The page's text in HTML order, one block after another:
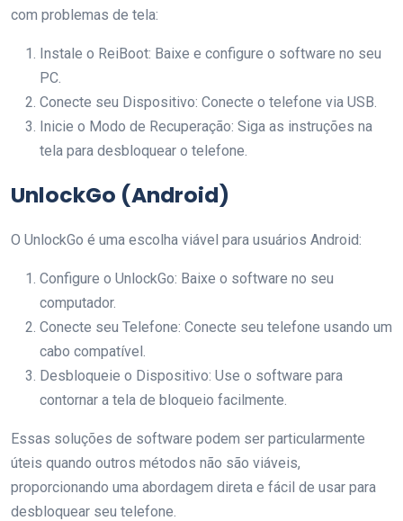
com problemas de tela:
Instale o ReiBoot: Baixe e configure o software no seu
PC.
Conecte seu Dispositivo: Conecte o telefone via USB.
Inicie o Modo de Recuperação: Siga as instruções na
tela para desbloquear o telefone.
UnlockGo (Android)
O UnlockGo é uma escolha viável para usuários Android:
Configure o UnlockGo: Baixe o software no seu
computador.
Conecte seu Telefone: Conecte seu telefone usando um
cabo compatível.
Desbloqueie o Dispositivo: Use o software para
contornar a tela de bloqueio facilmente.
Essas soluções de software podem ser particularmente
úteis quando outros métodos não são viáveis,
proporcionando uma abordagem direta e fácil de usar para
desbloquear seu telefone.